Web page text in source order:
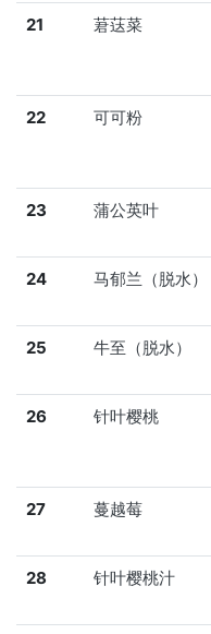
21 莙荙菜
22 可可粉
23 蒲公英叶
24 马郁兰（脱水）
25 牛至（脱水）
26 针叶樱桃
27 蔓越莓
28 针叶樱桃汁